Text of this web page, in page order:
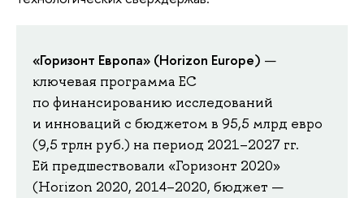
«Горизонт Европа» (Horizon Europe) —
ключевая программа ЕС
по финансированию исследований
и инноваций с бюджетом в 95,5 млрд евро
(9,5 трлн руб.) на период 2021–2027 гг.
Ей предшествовали «Горизонт 2020»
(Horizon 2020, 2014–2020, бюджет —